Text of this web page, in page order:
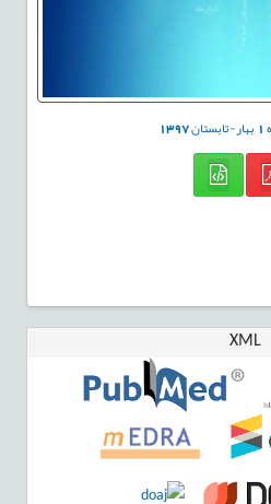
1 بهار-تابستان1397
XML